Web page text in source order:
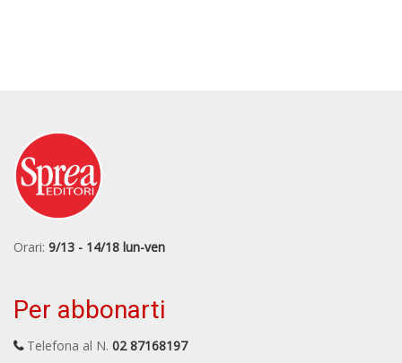
Orari: 9/13 - 14/18 lun-ven
Per abbonarti
Telefona al N. 02 87168197